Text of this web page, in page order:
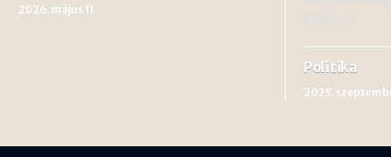
2026. május 11
Politika
2025.